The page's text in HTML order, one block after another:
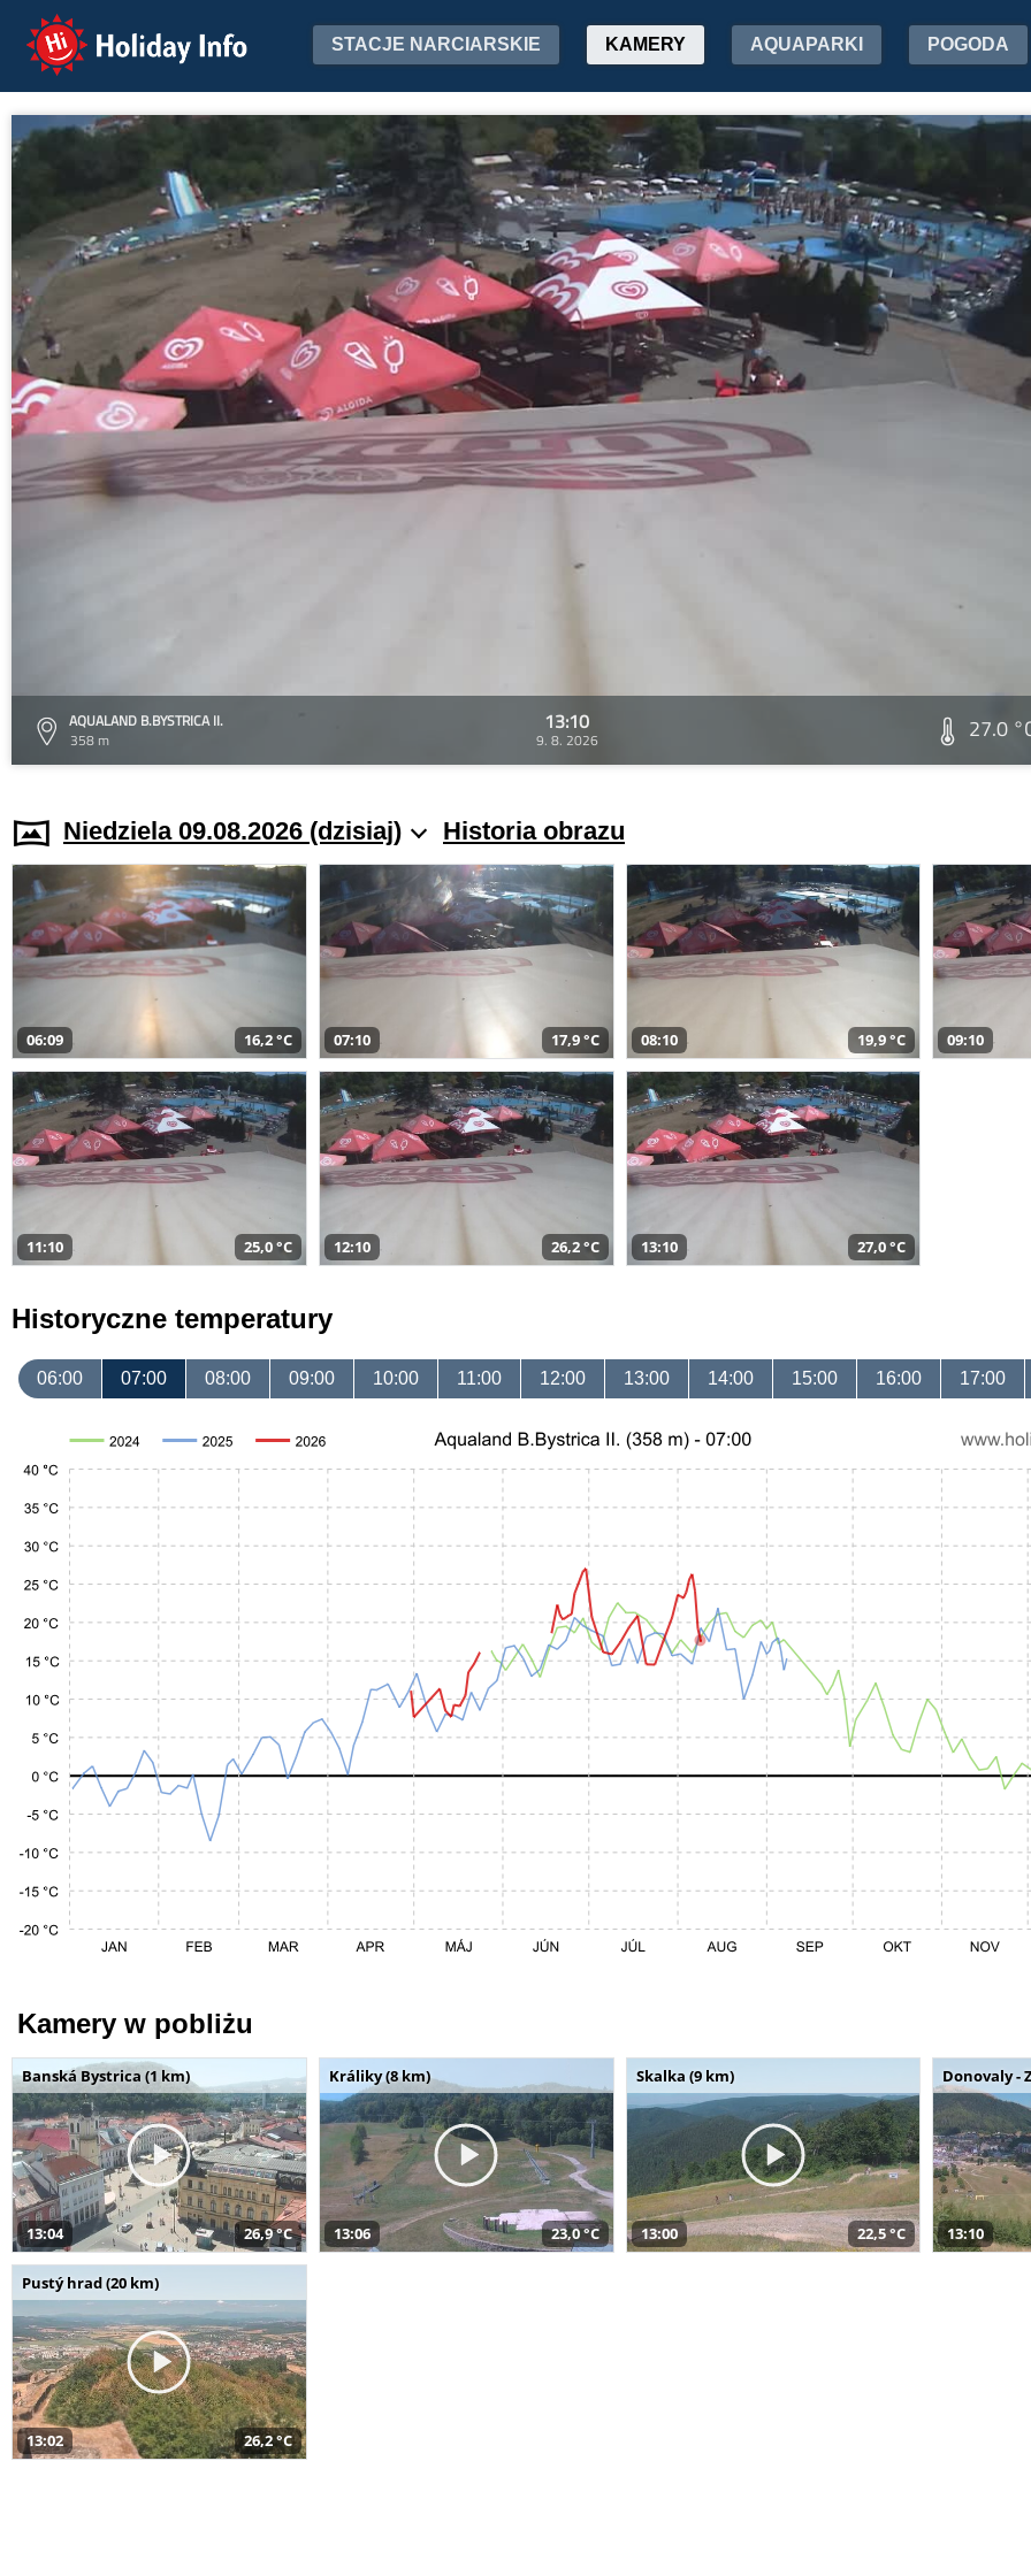
Holiday Info STACJE NARCIARSKIE KAMERY AQUAPARKI POGODA
AQUALAND B.BYSTRICA II.
358 m
13:10
9. 8. 2026 27.0
Niedziela 09.08.2026 (dzisiaj) Historia obrazu
06:09 16,2 °C 07:10 17,9 °C 08:10 19,9 °C 09:10
11:10 25,0 °C 12:10 26,2 °C 13:10 27,0 °C
Historyczne temperatury
06:00 07:00 08:00 09:00 10:00 11:00 12:00 13:00 14:00 15:00 16:00 17:00
Kamery w pobliżu
Banská Bystrica (1 km)
13:04 26,9 °C
Králiky (8 km)
13:06 23,0 °C
Skalka (9 km)
13:00 22,5 °C
Donovaly -
13:10
Pustý hrad (20 km)
13:02 26,2 °C